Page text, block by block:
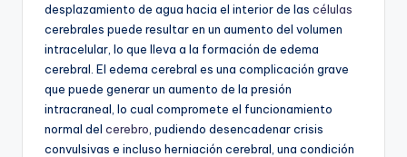
desplazamiento de agua hacia el interior de las células
cerebrales puede resultar en un aumento del volumen
intracelular, lo que lleva a la formación de edema
cerebral. El edema cerebral es una complicación grave
que puede generar un aumento de la presión
intracraneal, lo cual compromete el funcionamiento
normal del cerebro , pudiendo desencadenar crisis
convulsivas e incluso herniación cerebral, una condición